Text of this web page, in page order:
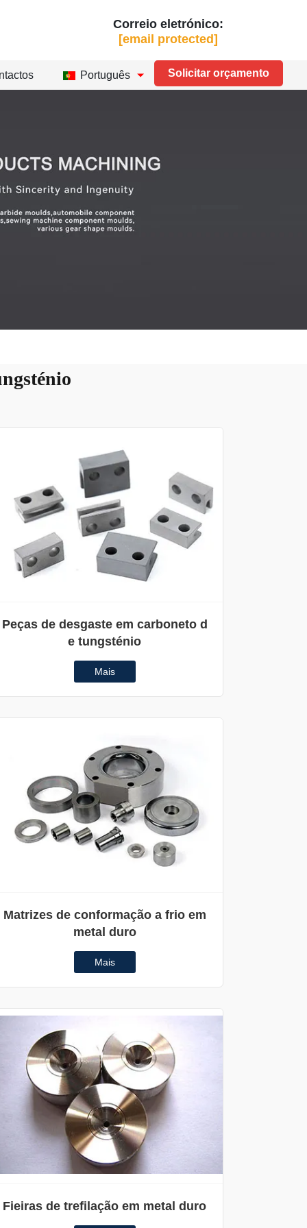
Correio eletrónico:
[email protected]
Português Solicitar orçamento
Peças de desgaste em carboneto d
e tungsténio
Mais
Matrizes de conformação a frio em
metal duro
Mais
Fieiras de trefilação em metal duro